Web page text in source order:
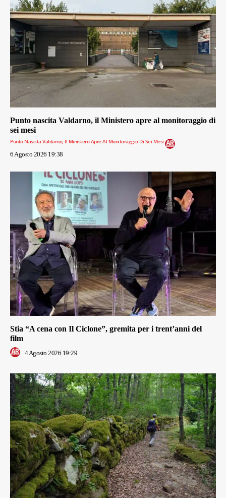
Punto nascita Valdarno, il Ministero apre al monitoraggio di
sei mesi
Punto Nascita Valdarno, Il Ministero Apre Al Monitoraggio Di Sei Mesi
6 Agosto 2026 19:38
Stia “A cena con Il Ciclone”, gremita per i trent’anni del
film
4 Agosto 2026 19:29